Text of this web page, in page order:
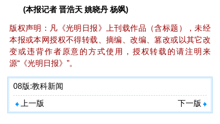
(本报记者 晋浩天 姚晓丹 杨飒)
版权声明：凡《光明日报》上刊载作品（含标题），未经
本报或本网授权不得转载、摘编、改编、篡改或以其它改
变或违背作者原意的方式使用，授权转载的请注明来
源“《光明日报》”。
08版:教科新闻
上一版 下一版